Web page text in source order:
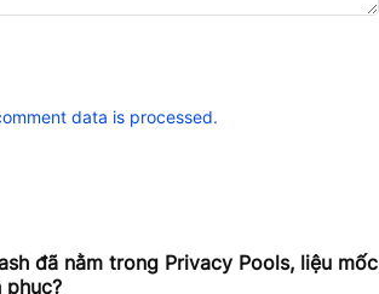
data is processed.
đã nằm trong Privacy Pools, liệu mốc
phục?